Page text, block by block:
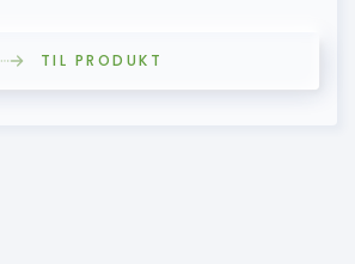
TIL PRODUKT